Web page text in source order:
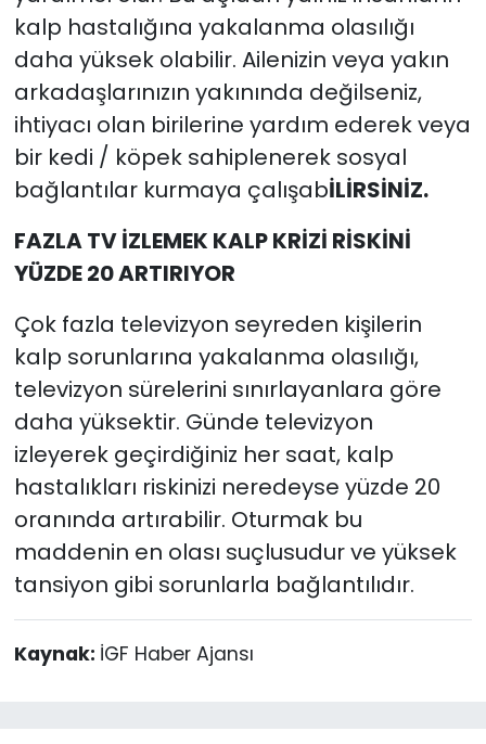
kalp hastalığına yakalanma olasılığı
daha yüksek olabilir. Ailenizin veya yakın
arkadaşlarınızın yakınında değilseniz,
ihtiyacı olan birilerine yardım ederek veya
bir kedi / köpek sahiplenerek sosyal
bağlantılar kurmaya çalışabİLİRSİNİZ.
FAZLA TV İZLEMEK KALP KRİZİ RİSKİNİ
YÜZDE 20 ARTIRIYOR
Çok fazla televizyon seyreden kişilerin
kalp sorunlarına yakalanma olasılığı,
televizyon sürelerini sınırlayanlara göre
daha yüksektir. Günde televizyon
izleyerek geçirdiğiniz her saat, kalp
hastalıkları riskinizi neredeyse yüzde 20
oranında artırabilir. Oturmak bu
maddenin en olası suçlusudur ve yüksek
tansiyon gibi sorunlarla bağlantılıdır.
Kaynak: İGF Haber Ajansı